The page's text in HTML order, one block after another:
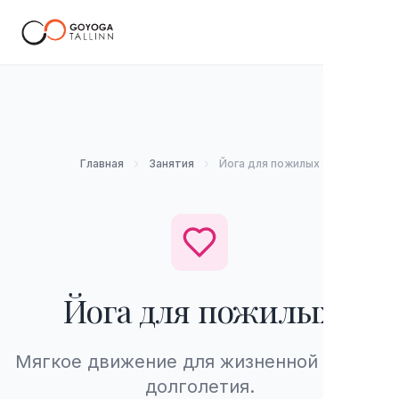
Главная Занятия Йога для пожилых
Йога для пожилых
Мягкое движение для жизненной силы и
долголетия.